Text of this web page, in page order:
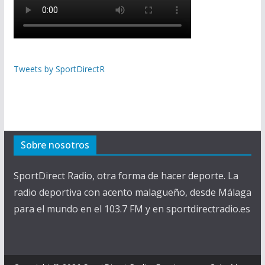
Tweets by SportDirectR
Sobre nosotros
SportDirect Radio, otra forma de hacer deporte. La
radio deportiva con acento malagueño, desde Málaga
para el mundo en el 103.7 FM y en sportdirectradio.es